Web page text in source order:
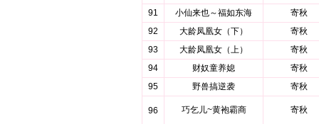
91
小仙来也～福如东海
寄秋
92
大龄凤凰女（下）
寄秋
93
大龄凤凰女（上）
寄秋
94
财奴童养媳
寄秋
95
野兽搞逆袭 寄秋
96 巧乞儿~黄袍霸商 寄秋